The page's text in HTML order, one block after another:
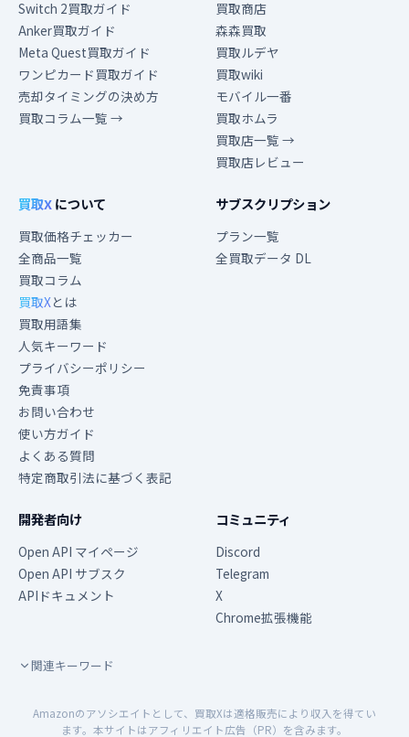
Switch 2買取ガイド
Anker買取ガイド
Meta Quest買取ガイド
ワンピカード買取ガイド
売却タイミングの決め方
買取コラム一覧 →
買取商店
森森買取
買取ルデヤ
買取wiki
モバイル一番
買取ホムラ
買取店一覧 →
買取店レビュー
買取Xについて
買取価格チェッカー
全商品一覧
買取コラム
買取Xとは
買取用語集
人気キーワード
プライバシーポリシー
免責事項
お問い合わせ
使い方ガイド
よくある質問
特定商取引法に基づく表記
サブスクリプション
プラン一覧
全買取データ DL
開発者向け
Open API マイページ
Open API サブスク
APIドキュメント
コミュニティ
Discord
Telegram
X
Chrome拡張機能
関連キーワード
Amazonのアソシエイトとして、買取Xは適格販売により収入を得てい
ます。本サイトはアフィリエイト広告（PR）を含みます。